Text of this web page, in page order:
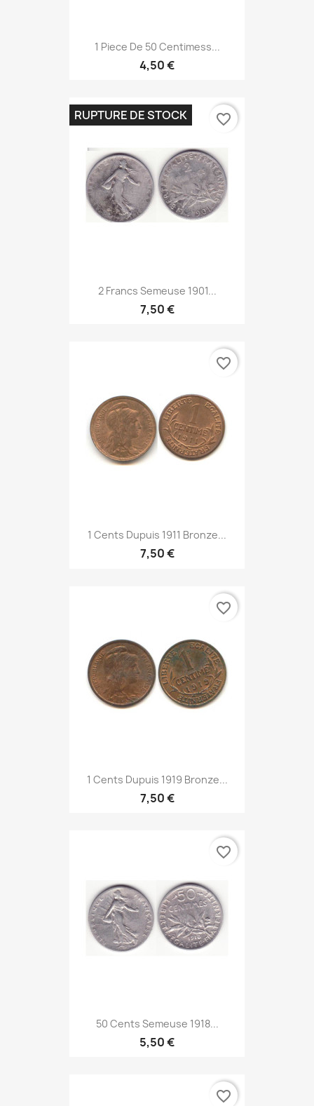
1 Piece De 50 Centimess...
4,50 €
2 Francs Semeuse 1901...
7,50 €
RUPTURE DE STOCK favorite_border
1 Cents Dupuis 1911 Bronze...
7,50 €
favorite_border
1 Cents Dupuis 1919 Bronze...
7,50 €
favorite_border
50 Cents Semeuse 1918...
5,50 €
favorite_border
favorite_border